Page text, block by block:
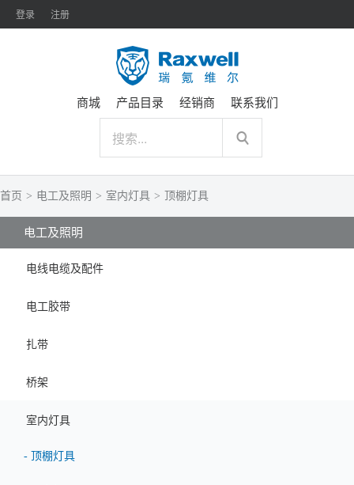
登录 注册
商城 产品目录 经销商 联系我们
首页 > 电工及照明 > 室内灯具 > 顶棚灯具
电工及照明
电线电缆及配件
电工胶带
扎带
桥架
室内灯具
- 顶棚灯具